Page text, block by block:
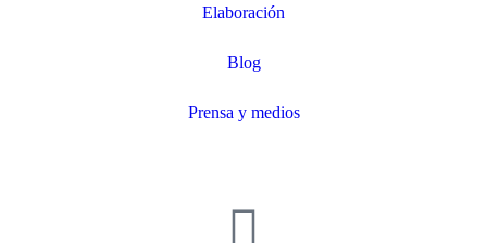
Elaboración
Blog
Prensa y medios